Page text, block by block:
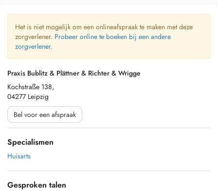
Het is niet mogelijk om een onlineafspraak te maken met deze
zorgverlener. Probeer online te boeken bij een andere
zorgverlener.
Praxis Bublitz & Plättner & Richter & Wrigge
Kochstraße 138,
04277 Leipzig
Bel voor een afspraak
Specialismen
Huisarts
Gesproken talen